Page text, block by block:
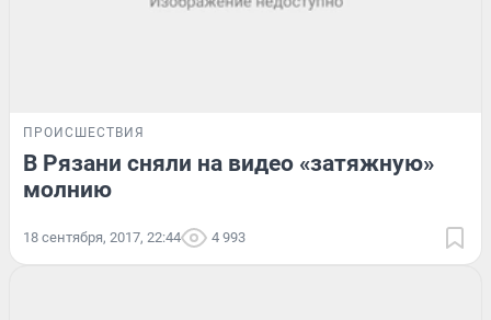
ПРОИСШЕСТВИЯ
В Рязани сняли на видео «затяжную»
молнию
18 сентября, 2017, 22:44 4 993